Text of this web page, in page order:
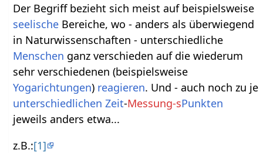
Der Begriff bezieht sich meist auf beispielsweise
seelische Bereiche, wo - anders als überwiegend
in Naturwissenschaften - unterschiedliche
Menschen ganz verschieden auf die wiederum
sehr verschiedenen (beispielsweise
Yogarichtungen) reagieren. Und - auch noch zu je
unterschiedlichen Zeit-Messung-sPunkten
jeweils anders etwa...
z.B.:[1]